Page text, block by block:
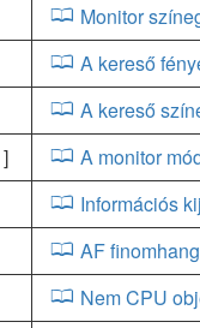
Monitor
A kereső
A kereső
]
A monitor
Információs
AF
Nem CPU